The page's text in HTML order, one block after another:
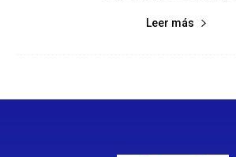
Leer más